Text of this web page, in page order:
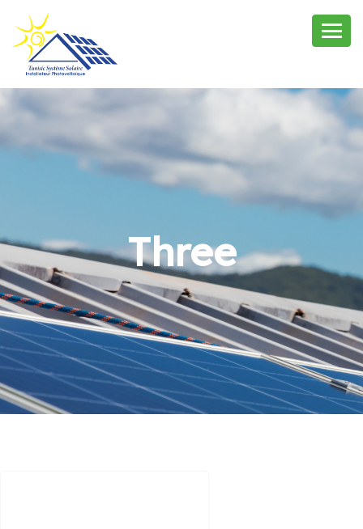
Three